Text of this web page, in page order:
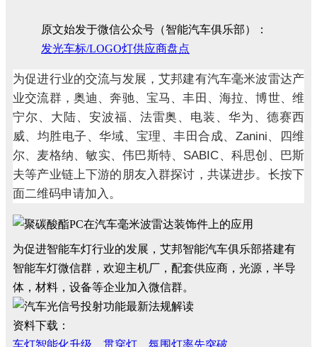
原文始发于微信公众号（智能汽车俱乐部）：
发光车标/LOGO灯供应商盘点
为促进行业的交流与发展，艾邦建有汽车毫米波雷达产
业交流群，奥迪、奔驰、宝马、丰田、海拉、博世、维
宁尔、大陆、安波福、法雷奥、电装、华为、德赛西
威、均胜电子、华域、宝理、丰田合成、 Zanini、四维
尔、麦格纳、敏实、伟巴斯特、 SABIC、科思创、巴斯
夫等产业链上下游的朋友入群探讨，共谋进步。长按下
面二维码申请加入。
为促进智能车灯行业的发展，艾邦智能汽车俱乐部搭建有
智能车灯微信群，欢迎主机厂，配套供应商，光源，半导
体，材料，设备等企业加入微信群。
资料下载：
车灯智能化升级，贯穿灯、氛围灯率先突破